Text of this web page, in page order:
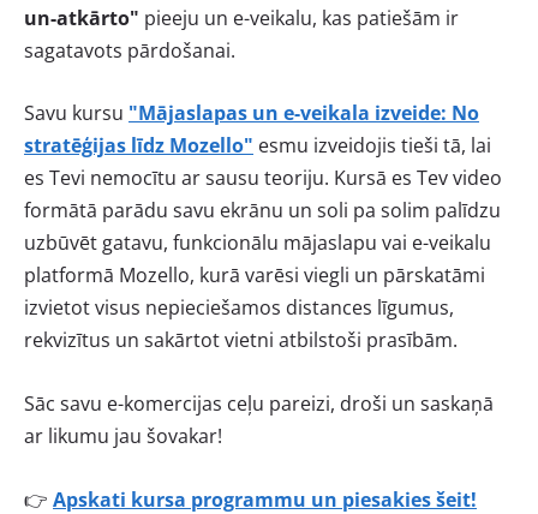
un-atkārto" pieeju un e-veikalu, kas patiešām ir
sagatavots pārdošanai.
Savu kursu "Mājaslapas un e-veikala izveide: No
stratēģijas līdz Mozello" esmu izveidojis tieši tā, lai
es Tevi nemocītu ar sausu teoriju. Kursā es Tev video
formātā parādu savu ekrānu un soli pa solim palīdzu
uzbūvēt gatavu, funkcionālu mājaslapu vai e-veikalu
platformā Mozello, kurā varēsi viegli un pārskatāmi
izvietot visus nepieciešamos distances līgumus,
rekvizītus un sakārtot vietni atbilstoši prasībām.
Sāc savu e-komercijas ceļu pareizi, droši un saskaņā
ar likumu jau šovakar!
👉 Apskati kursa programmu un piesakies šeit!